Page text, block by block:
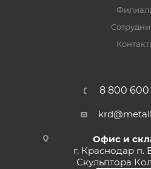
8 800 600
Офис и
г. Краснодар п.
Скульптора